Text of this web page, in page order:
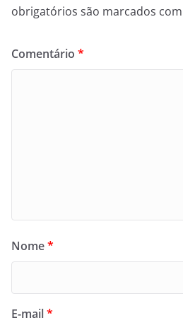
obrigatórios são marcados com
Comentário *
Nome*
E-mail*